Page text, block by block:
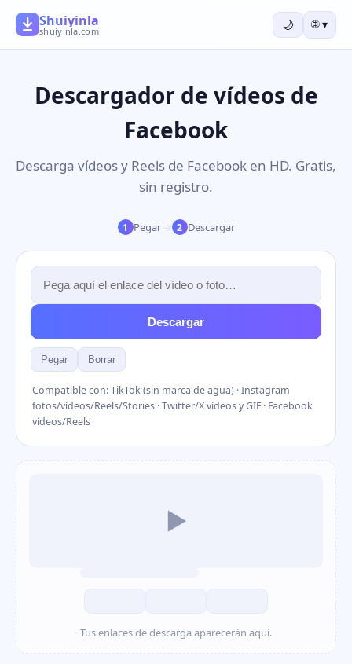
Shuiyinla
shuiyinla.com 🌙 🌐▾
Descargador de vídeos de
Facebook
Descarga vídeos y Reels de Facebook en HD. Gratis,
sin registro.
1 Pegar→ 2 Descargar
Descargar
Pegar Borrar
Compatible con: TikTok (sin marca de agua) · Instagram
fotos/vídeos/Reels/Stories · Twitter/X vídeos y GIF · Facebook
vídeos/Reels
▶
Tus enlaces de descarga aparecerán aquí.